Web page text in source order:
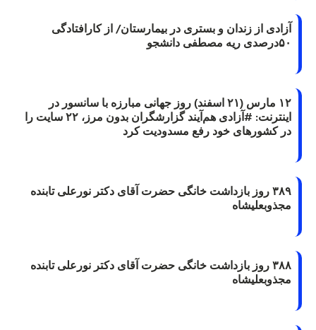
آزادی از زندان و بستری در بیمارستان/ از کارافتادگی
۵۰درصدی ریه مصطفی دانشجو
۱۲ مارس (۲۱ اسفند) روز جهانی مبارزه با سانسور در
اینترنت: #آزادی هم‌آیند گزارشگران‌ بدون مرز، ۲۲ سایت را
در کشورهای خود رفع مسدودیت کرد
۳۸۹ روز بازداشت خانگی حضرت آقای دکتر نورعلی تابنده
مجذوبعلیشاه
۳۸۸ روز بازداشت خانگی حضرت آقای دکتر نورعلی تابنده
مجذوبعلیشاه